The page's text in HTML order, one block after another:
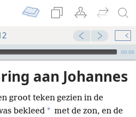
00:00
aan Johannes
groot teken gezien in de
bekleed * met de zon, en de